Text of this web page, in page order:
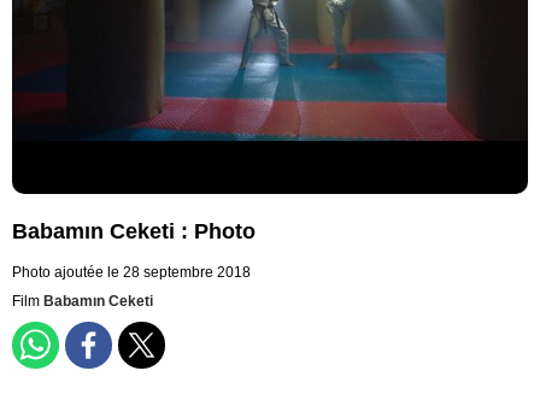
Babamın Ceketi : Photo
Photo ajoutée le 28 septembre 2018
Film Babamın Ceketi